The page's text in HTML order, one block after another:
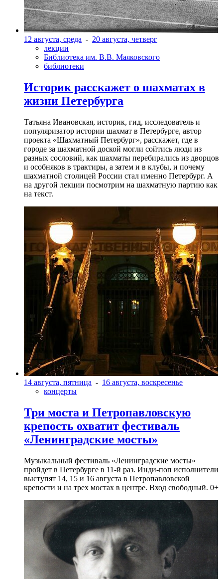
12 августа, среда - 20 августа, четверг
лекции
Библиотека им. В.В. Маяковского
библиотеки
Историк расскажет о шахматах в
жизни Петербурга
Татьяна Ивановская, историк, гид, исследователь и
популяризатор истории шахмат в Петербурге, автор
проекта «Шахматный Петербург», расскажет, где в
городе за шахматной доской могли сойтись люди из
разных сословий, как шахматы перебирались из дворцов
и особняков в трактиры, а затем и в клубы, и почему
шахматной столицей России стал именно Петербург. А
на другой лекции посмотрим на шахматную партию как
на текст.
14 августа, пятница - 16 августа, воскресенье
концерты
Три моста и Петропавловскую
крепость охватит фестиваль
«Ленинградские мосты»
Музыкальный фестиваль «Ленинградские мосты»
пройдет в Петербурге в 11-й раз. Инди-поп исполнители
выступят 14, 15 и 16 августа в Петропавловской
крепости и на трех мостах в центре. Вход свободный. 0+